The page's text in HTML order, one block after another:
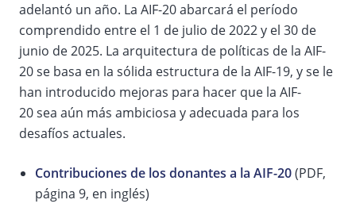
adelantó un año. La AIF-20 abarcará el período
comprendido entre el 1 de julio de 2022 y el 30 de
junio de 2025. La arquitectura de políticas de la AIF-
20 se basa en la sólida estructura de la AIF-19, y se le
han introducido mejoras para hacer que la AIF-
20 sea aún más ambiciosa y adecuada para los
desafíos actuales.
Contribuciones de los donantes a la AIF-20(PDF,
página 9, en inglés)